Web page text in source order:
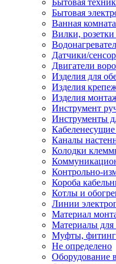
Бытовая
Бытовая
Ванная
Вилки,
Датчики/
Двигатели
Изделия для
Изделия
Изделия
Инструмент
Инструменты
Каналы
Колодки
Контрольно-
Короба
Котлы и
Линии
Материал
Материалы
Муфты,
Не определено
Оборудование